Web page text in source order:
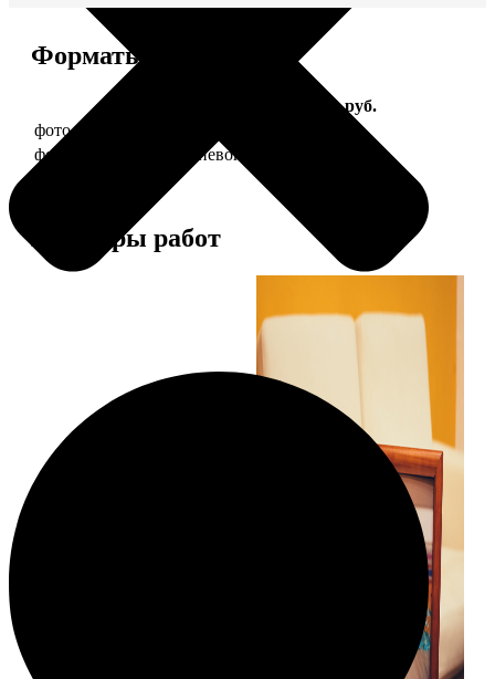
Форматы и цены
Цена, руб.
фото 10х15 в деревянной рамке
фото 10х15 в алюминиевой рамке
Примеры работ